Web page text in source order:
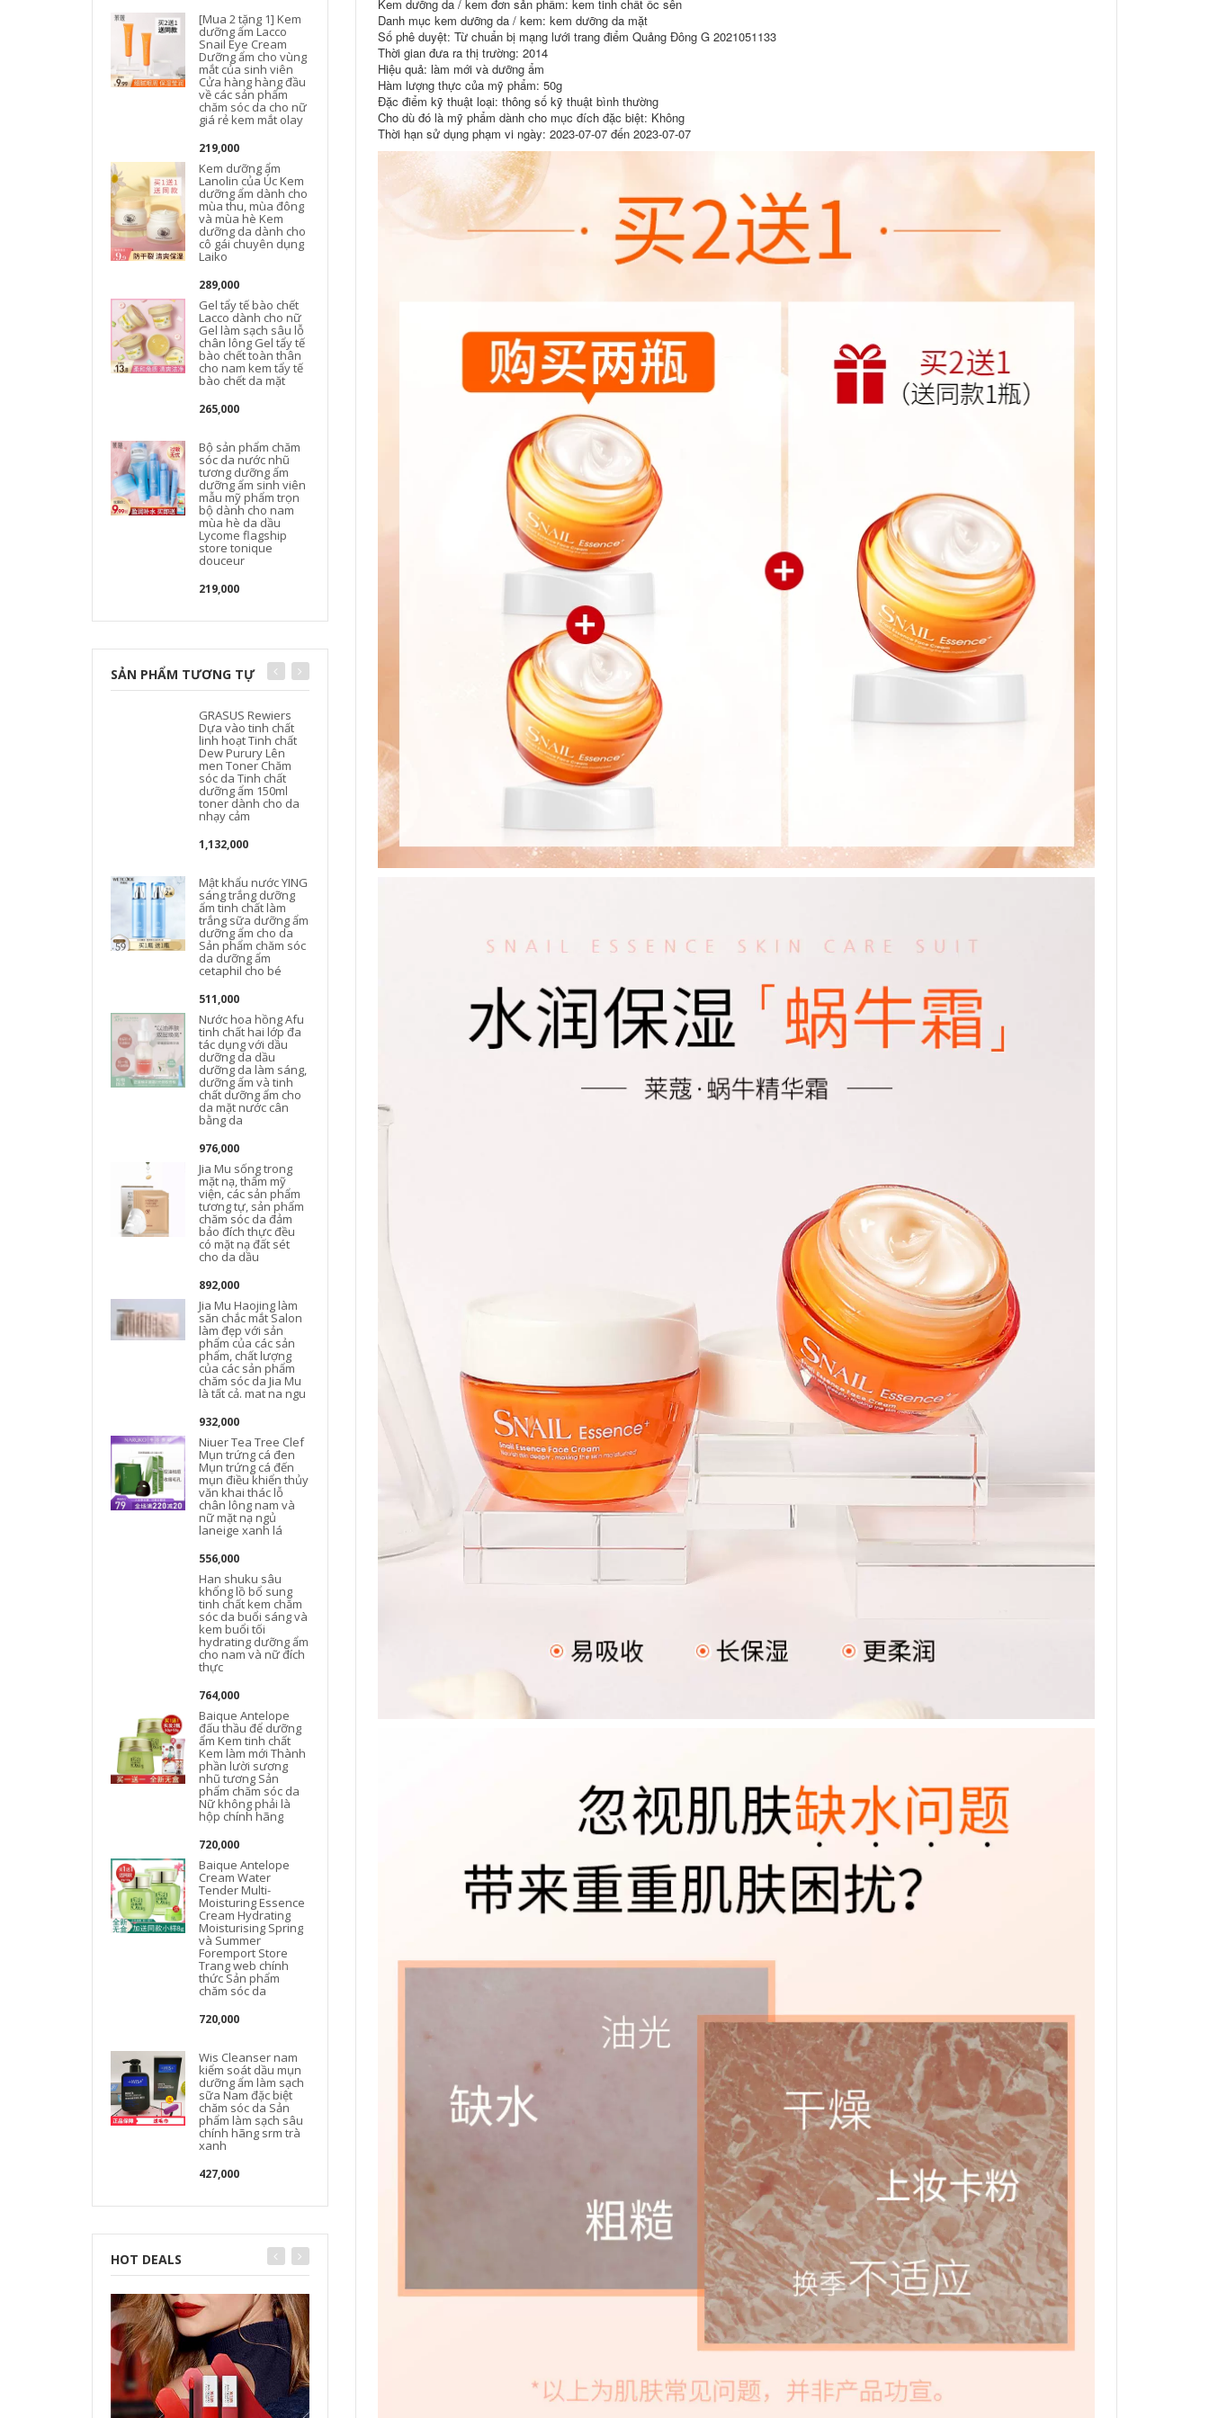
[Mua 2 tặng 1] Kem
dưỡng ẩm Lacco
Snail Eye Cream
Dưỡng ẩm cho vùng
mắt của sinh viên
Cửa hàng hàng đầu
về các sản phẩm
chăm sóc da cho nữ
giá rẻ kem mắt olay
219,000
Kem dưỡng ẩm
Lanolin của Úc Kem
dưỡng ẩm dành cho
mùa thu, mùa đông
và mùa hè Kem
dưỡng da dành cho
cô gái chuyên dụng
Laiko
289,000
Gel tẩy tế bào chết
Lacco dành cho nữ
Gel làm sạch sâu lỗ
chân lông Gel tẩy tế
bào chết toàn thân
cho nam kem tẩy tế
bào chết da mặt
265,000
Bộ sản phẩm chăm
sóc da nước nhũ
tương dưỡng ẩm
dưỡng ẩm sinh viên
mẫu mỹ phẩm trọn
bộ dành cho nam
mùa hè da dầu
Lycome flagship
store tonique
douceur
219,000
265,000
SẢN PHẨM TƯƠNG TỰ
GRASUS Rewiers
Dựa vào tinh chất
linh hoạt Tinh chất
Dew Purury Lên
men Toner Chăm
sóc da Tinh chất
dưỡng ẩm 150ml
toner dành cho da
nhạy cảm
1,132,000
Mật khẩu nước YING
sáng trắng dưỡng
ẩm tinh chất làm
trắng sữa dưỡng ẩm
dưỡng ẩm cho da
Sản phẩm chăm sóc
da dưỡng ẩm
cetaphil cho bé
511,000
Nước hoa hồng Afu
tinh chất hai lớp đa
tác dụng với dầu
dưỡng da dầu
dưỡng da làm sáng,
dưỡng ẩm và tinh
chất dưỡng ẩm cho
da mặt nước cân
bằng da
976,000
Jia Mu sống trong
mặt nạ, thẩm mỹ
viện, các sản phẩm
tương tự, sản phẩm
chăm sóc da đảm
bảo đích thực đều
có mặt nạ đất sét
cho da dầu
892,000
Jia Mu Haojing làm
săn chắc mắt Salon
làm đẹp với sản
phẩm của các sản
phẩm, chất lượng
của các sản phẩm
chăm sóc da Jia Mu
là tất cả. mat na ngu
932,000
Niuer Tea Tree Clef
Mụn trứng cá đen
Mụn trứng cá đến
mụn điều khiển thủy
văn khai thác lỗ
chân lông nam và
nữ mặt nạ ngủ
laneige xanh lá
556,000
Han shuku sâu
khổng lồ bổ sung
tinh chất kem chăm
sóc da buổi sáng và
kem buổi tối
hydrating dưỡng ẩm
cho nam và nữ đích
thực
764,000
Baique Antelope
đấu thầu để dưỡng
ẩm Kem tinh chất
Kem làm mới Thành
phần lười sương
nhũ tương Sản
phẩm chăm sóc da
Nữ không phải là
hộp chính hãng
720,000
Baique Antelope
Cream Water
Tender Multi-
Moisturing Essence
Cream Hydrating
Moisturising Spring
và Summer
Foremport Store
Trang web chính
thức Sản phẩm
chăm sóc da
720,000
Wis Cleanser nam
kiểm soát dầu mụn
dưỡng ẩm làm sạch
sữa Nam đặc biệt
chăm sóc da Sản
phẩm làm sạch sâu
chính hãng srm trà
xanh
427,000
khẩu trẻ hóa làm
Net Chất thải sữa
sạch chính hãng
Làm sạch Mousse
Mousse Làm sạch
Kiểm soát lỗ chân
hãng 12 hydrating
làm sáng da màu
trắng da Panda
hình hổ mặt nạ đất
sét bạc hà
540,000
Hàn Quốc Authentic
Snp Snow Snow
Film Love God
Hyaluronic Acid
Hydrating Sửa chữa
da nhạy cảm năng
lượng mặt trời mặt
511,000
snp Bird Korea Kem
Line Stay All Night
nghiệp Đa nhang
Đàn ác Đàn ông và
Kem trị mụn mụn
trứng cá mụn trứng
Acne Artifact
Aloe vera gel chính
hãng mụn trứng cá
đánh dấu ngậm
nước sau khi sửa
chữa mặt trời mặt nạ
gel mặt nạ nam
Tán tay Kem chính
hãng Whitening
Fast Freckle Case
892,000
Sáu chiến thắng
nhăn Nước Chống
lão hóa Câu chuyện
Firming Set chính
hãng Trang web
chính thức của
411,000
Gỗ khai thác trang
Kem mắt Chống
Fine Firming Chống
Mắt Túi khô Chính
thức Authentic kem
556,000
Mặt nạ axit thủy tinh
dưỡng ẩm Tinh chất
dưỡng ẩm Chất lỏng
chống nhăn Dark
Fine Line Cải thiện
Dark chính hãng
mặt nạ nhau thai
Mặt nạ oligopeptide
nhỏ lỗ chân lông
Làm sáng da Sửa
chữa màu sắc mặt
kem dưỡng ẩm
dưỡng ẩm sâu
491,000
Masique Antelope
Xiaoxing Fortune
Mask Sleding Ngủ
để làm sáng mặt trời
Sửa chữa mỹ phẩm
370,000
HOT DEALS
Kem dưỡng da / kem đơn sản phẩm: kem tinh chất ốc sên
Danh mục kem dưỡng da / kem: kem dưỡng da mặt
Số phê duyệt: Từ chuẩn bị mạng lưới trang điểm Quảng Đông G 2021051133
Thời gian đưa ra thị trường: 2014
Hiệu quả: làm mới và dưỡng ẩm
Hàm lượng thực của mỹ phẩm: 50g
Đặc điểm kỹ thuật loại: thông số kỹ thuật bình thường
Cho dù đó là mỹ phẩm dành cho mục đích đặc biệt: Không
Thời hạn sử dụng phạm vi ngày: 2023-07-07 đến 2023-07-07